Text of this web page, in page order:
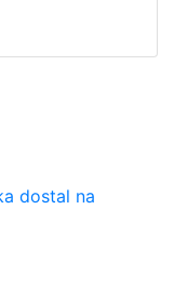
dostal na